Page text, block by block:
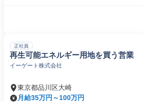
正社員
再生可能エネルギー用地を買う営業
イーゲート株式会社
東京都品川区大崎
月給35万円～100万円